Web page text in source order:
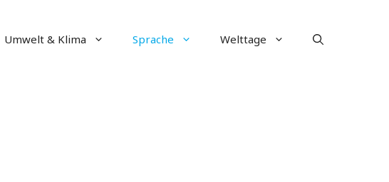
Umwelt & Klima Sprache Welttage